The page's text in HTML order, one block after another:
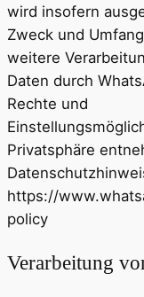
wird insofern
Zweck und
weitere
Daten durch
Rechte und
Privatsphäre
https://
policy
Verarbeitung